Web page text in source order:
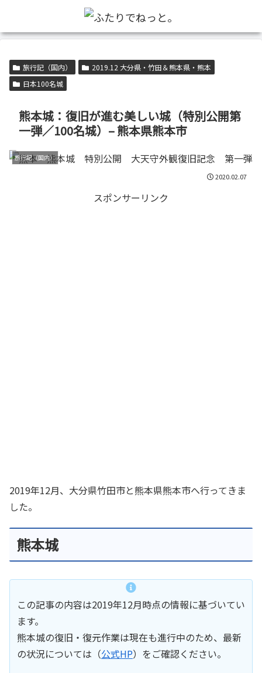
旅行記（国内）
2019.12 大分県・竹田＆熊本県・熊本
日本100名城
熊本城：復旧が進む美しい城（特別公開第
一弾／100名城）– 熊本県熊本市
旅行記（国内）
2020.02.07
スポンサーリンク
2019年12月、大分県竹田市と熊本県熊本市へ行ってきま
した。
熊本城
この記事の内容は2019年12月時点の情報に基づいてい
ます。
熊本城の復旧・復元作業は現在も進行中のため、最新
の状況については（公式HP）をご確認ください。